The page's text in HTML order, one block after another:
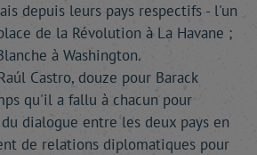
depuis leurs pays respectifs - l'un
de la Révolution à La Havane ;
à Washington.
Castro, douze pour Barack
qu'il a fallu à chacun pour
dialogue entre les deux pays en
de relations diplomatiques pour